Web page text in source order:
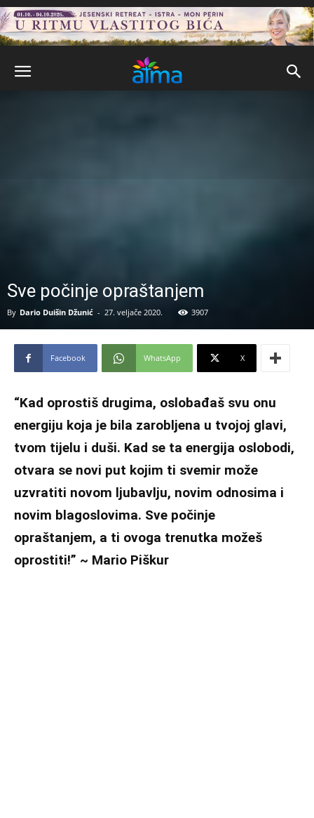
Sve počinje opraštanjem
By Dario Duišin Džunić - 27. veljače 2020. 3907
Facebook WhatsApp X
“Kad oprostiš drugima, oslobađaš svu onu
energiju koja je bila zarobljena u tvojoj glavi,
tvom tijelu i duši. Kad se ta energija oslobodi,
otvara se novi put kojim ti svemir može
uzvratiti novom ljubavlju, novim odnosima i
novim blagoslovima. Sve počinje
opraštanjem, a ti ovoga trenutka možeš
oprostiti!” ~ Mario Piškur